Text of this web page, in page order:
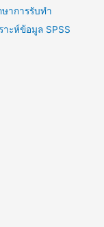
าการรับทำ
ะห์ข้อมูล SPSS